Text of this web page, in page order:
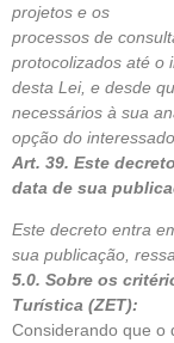
projetos e os
processos de
protocolizados até o
desta Lei, e desde
necessários à sua
opção do
Art. 39. Este
data de sua
Este decreto entra
sua publicação,
5.0. Sobre os
Turística (ZET):
Considerando que o